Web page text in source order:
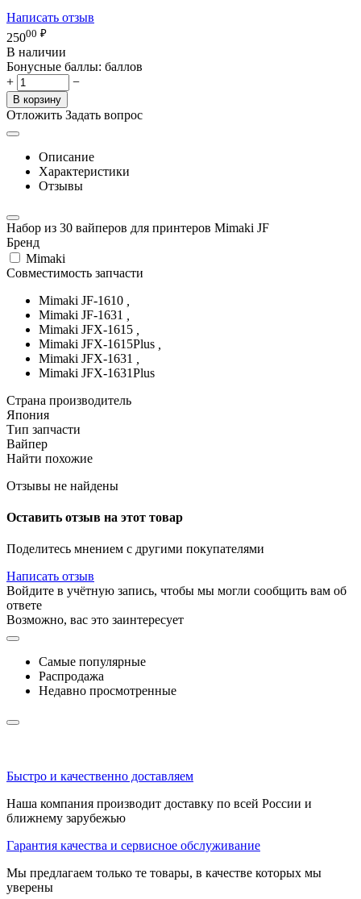
Написать отзыв
25000 ₽
В наличии
Бонусные баллы: баллов
+
−
В корзину
Отложить Задать вопрос
Описание
Характеристики
Отзывы
Набор из 30 вайперов для принтеров Mimaki JF
Бренд
Mimaki
Совместимость запчасти
Mimaki JF-1610
Mimaki JF-1631
Mimaki JFX-1615
Mimaki JFX-1615Plus
Mimaki JFX-1631
Mimaki JFX-1631Plus
Страна производитель
Япония
Тип запчасти
Вайпер
Найти похожие
Отзывы не найдены
Оставить отзыв на этот товар
Поделитесь мнением с другими покупателями
Написать отзыв
Войдите в учётную запись, чтобы мы могли сообщить вам об
ответе
Возможно, вас это заинтересует
Самые популярные
Распродажа
Недавно просмотренные
Быстро и качественно доставляем
Наша компания производит доставку по всей России и
ближнему зарубежью
Гарантия качества и сервисное обслуживание
Мы предлагаем только те товары, в качестве которых мы
уверены